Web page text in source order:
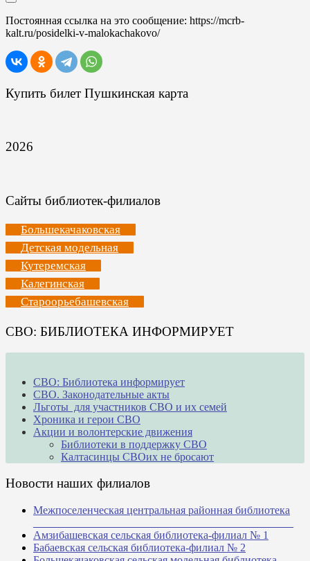
Постоянная ссылка на это сообщение: https://mcrb-
kalt.ru/posidelki-v-malokachakovo/
Купить билет Пушкинская карта
2026
Сайты библиотек-филиалов
Большекачаковская
Детская модельная
Кутеремская
Калегинская
Староорьебашевская
СВО: БИБЛИОТЕКА ИНФОРМИРУЕТ
СВО: Библиотека информирует
СВО. Законодательные акты
Льготы для участников СВО и их семей
Хроника и герои СВО
Акции и волонтерские движения
Библиотеки в поддержку СВО
Калтасинцы СВОих не бросают
Новости наших филиалов
Межпоселенческая центральная районная библиотека
Амзибашевская сельская библиотека-филиал № 1
Бабаевская сельская библиотека-филиал № 2